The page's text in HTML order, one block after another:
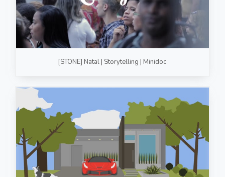
[STONE] Natal | Storytelling | Minidoc